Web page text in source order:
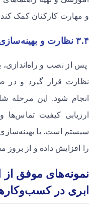
و مهارت کارکنان کمک کند.
۳.۴ نظارت و بهینه‌سازی
پس از نصب و راه‌اندازی،
نظارت قرار گیرد و در
انجام شود. این مرحله
ارزیابی کیفیت
سیستم است. با
را افزایش داده و از بروز
نمونه‌های موفق از
ابری در کسب‌وکارها